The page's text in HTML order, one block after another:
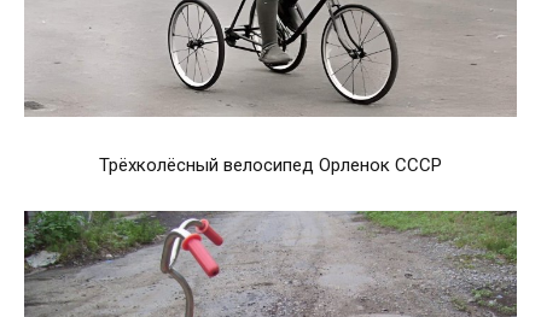
Трёхколёсный велосипед Орленок СССР